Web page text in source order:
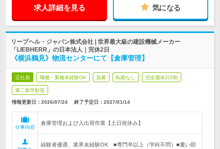
求人詳細を見る 気になる
リープヘル・ジャパン株式会社 | 世界最大級の建設機械メーカー
「LIEBHERR」の日本法人｜完休2日
《横浜鶴見》物流センターにて【倉庫管理】
正社員 職種・業種未経験OK 急募 転勤なし 完全週休2日制
第二新卒歓迎
情報更新日：2026/07/24 終了予定日： 2027/01/14
仕事内容
倉庫管理および入出荷作業【土日祝休み】
経験者優遇、業界未経験OK ■専門卒以上（学科不問）■重い部